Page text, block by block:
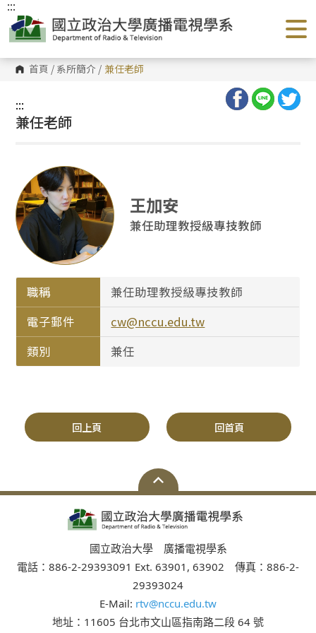
跳
到
主
要
內
容
區 首頁 / 系所簡介 / 兼任老師
:::
:::
兼任老師
王加安
兼任助理教授級專技教師
職稱
兼任助理教授級專技教師
電子郵件
cw@nccu.edu.tw
類別
兼任
回上頁 回首頁
國立政治大學 廣播電視學系
電話：886-2-29393091 Ext. 63901, 63902 傳真：886-2-
29393024
E-Mail: rtv@nccu.edu.tw
地址：11605 台北市文山區指南路二段 64 號